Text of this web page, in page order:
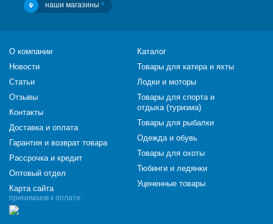
наши магазины 4
принимаем к оплате:
О компании
Новости
Статьи
Отзывы
Контакты
Доставка и оплата
Гарантия и возврат товара
Рассрочка и кредит
Оптовый отдел
Карта сайта
Каталог
Товары для катера и яхты
Лодки и моторы
Товары для спорта и
отдыха (туризма)
Товары для рыбалки
Одежда и обувь
Товары для охоты
Тюбинги и ледянки
Уцененные товары